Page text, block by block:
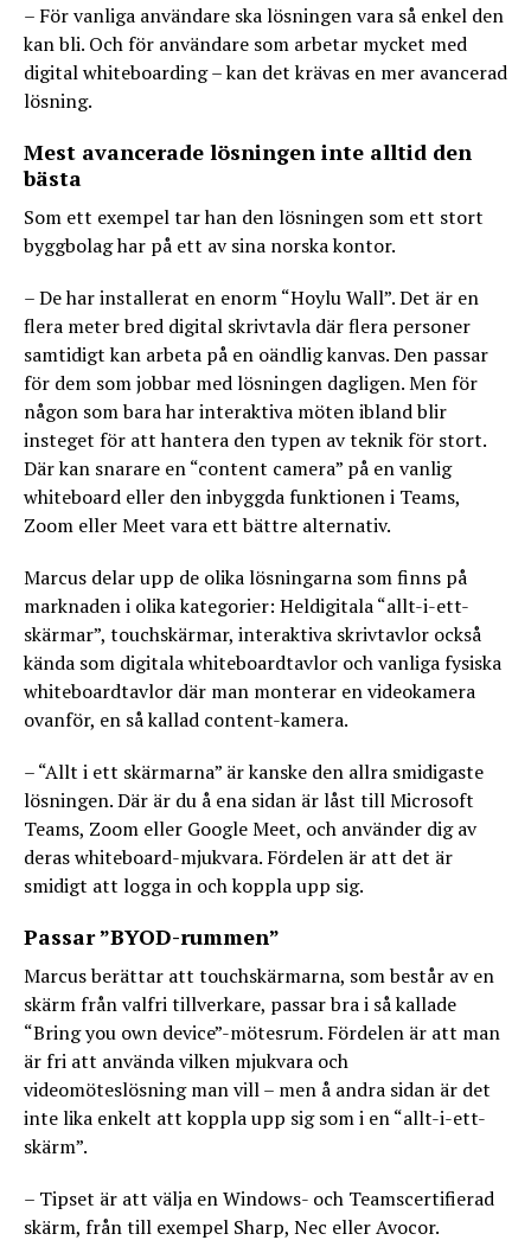
– För vanliga användare ska lösningen vara så enkel den
kan bli. Och för användare som arbetar mycket med
digital whiteboarding – kan det krävas en mer avancerad
lösning.
Mest avancerade lösningen inte alltid den
bästa
Som ett exempel tar han den lösningen som ett stort
byggbolag har på ett av sina norska kontor.
– De har installerat en enorm “Hoylu Wall”. Det är en
flera meter bred digital skrivtavla där flera personer
samtidigt kan arbeta på en oändlig kanvas. Den passar
för dem som jobbar med lösningen dagligen. Men för
någon som bara har interaktiva möten ibland blir
insteget för att hantera den typen av teknik för stort.
Där kan snarare en “content camera” på en vanlig
whiteboard eller den inbyggda funktionen i Teams,
Zoom eller Meet vara ett bättre alternativ.
Marcus delar upp de olika lösningarna som finns på
marknaden i olika kategorier: Heldigitala “allt-i-ett-
skärmar”, touchskärmar, interaktiva skrivtavlor också
kända som digitala whiteboardtavlor och vanliga fysiska
whiteboardtavlor där man monterar en videokamera
ovanför, en så kallad content-kamera.
– “Allt i ett skärmarna” är kanske den allra smidigaste
lösningen. Där är du å ena sidan är låst till Microsoft
Teams, Zoom eller Google Meet, och använder dig av
deras whiteboard-mjukvara. Fördelen är att det är
smidigt att logga in och koppla upp sig.
Passar ”BYOD-rummen”
Marcus berättar att touchskärmarna, som består av en
skärm från valfri tillverkare, passar bra i så kallade
“Bring you own device”-mötesrum. Fördelen är att man
är fri att använda vilken mjukvara och
videomöteslösning man vill – men å andra sidan är det
inte lika enkelt att koppla upp sig som i en “allt-i-ett-
skärm”.
– Tipset är att välja en Windows- och Teamscertifierad
skärm, från till exempel Sharp, Nec eller Avocor.